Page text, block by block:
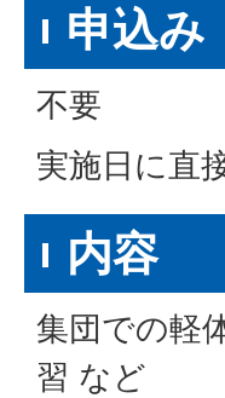
申込み
不要
実施日に直
内容
集団での軽
習 など